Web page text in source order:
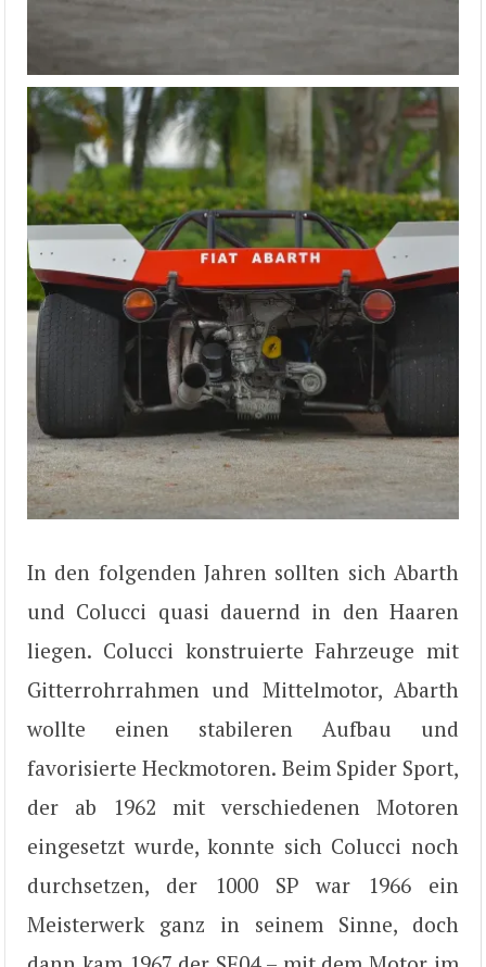
In den folgenden Jahren sollten sich Abarth
und Colucci quasi dauernd in den Haaren
liegen. Colucci konstruierte Fahrzeuge mit
Gitterrohrrahmen und Mittelmotor, Abarth
wollte einen stabileren Aufbau und
favorisierte Heckmotoren. Beim Spider Sport,
der ab 1962 mit verschiedenen Motoren
eingesetzt wurde, konnte sich Colucci noch
durchsetzen, der 1000 SP war 1966 ein
Meisterwerk ganz in seinem Sinne, doch